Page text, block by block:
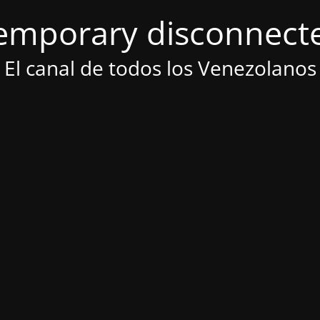
El canal de todos los Venezolanos